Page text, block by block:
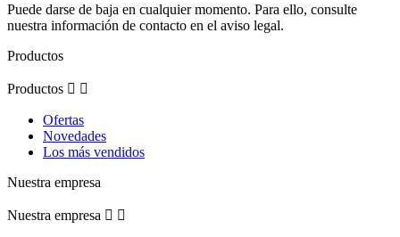
Puede darse de baja en cualquier momento. Para ello, consulte
nuestra información de contacto en el aviso legal.
Productos
Productos  
Ofertas
Novedades
Los más vendidos
Nuestra empresa
Nuestra empresa  